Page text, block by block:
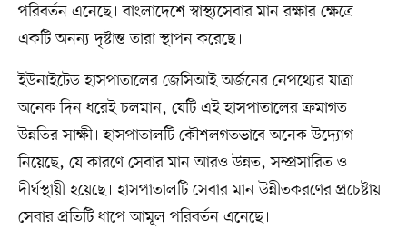
পরিবর্তন এনেছে। বাংলাদেশে স্বাস্থ্যসেবার মান রক্ষার ক্ষেত্রে
একটি অনন্য দৃষ্টান্ত তারা স্থাপন করেছে।
ইউনাইটেড হাসপাতালের জেসিআই অর্জনের নেপথ্যের যাত্রা
অনেক দিন ধরেই চলমান, যেটি এই হাসপাতালের ক্রমাগত
উন্নতির সাক্ষী। হাসপাতালটি কৌশলগতভাবে অনেক উদ্যোগ
নিয়েছে, যে কারণে সেবার মান আরও উন্নত, সম্প্রসারিত ও
দীর্ঘস্থায়ী হয়েছে। হাসপাতালটি সেবার মান উন্নীতকরণের প্রচেষ্টায়
সেবার প্রতিটি ধাপে আমূল পরিবর্তন এনেছে।